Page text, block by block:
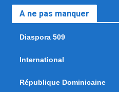
A ne pas manquer
Diaspora 509
International
République Dominicaine